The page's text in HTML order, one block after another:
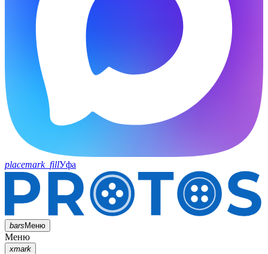
placemark_fillУфа
barsМеню
Меню
xmark